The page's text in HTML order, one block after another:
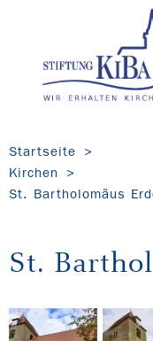
Startseite
Kirchen
St. Bartholomäus
St.